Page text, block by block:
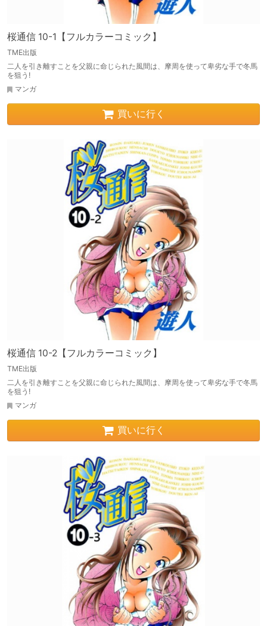
桜通信 10-1【フルカラーコミック】
TME出版
二人を引き離すことを父親に命じられた風間は、摩周を使って卑劣な手で冬馬
を狙う!
マンガ
買いに行く
桜通信 10-2【フルカラーコミック】
TME出版
二人を引き離すことを父親に命じられた風間は、摩周を使って卑劣な手で冬馬
を狙う!
マンガ
買いに行く